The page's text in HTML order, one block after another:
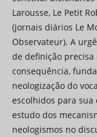
Larousse, Le Petit
(jornais diários Le
Observateur). A
de definição precisa
consequência,
neologização do
escolhidos para sua
estudo dos
neologismos no